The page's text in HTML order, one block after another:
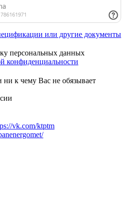
или другие документы
персональных данных
конфиденциальности
ни к чему Вас не обязывает
vk.com/ktptm